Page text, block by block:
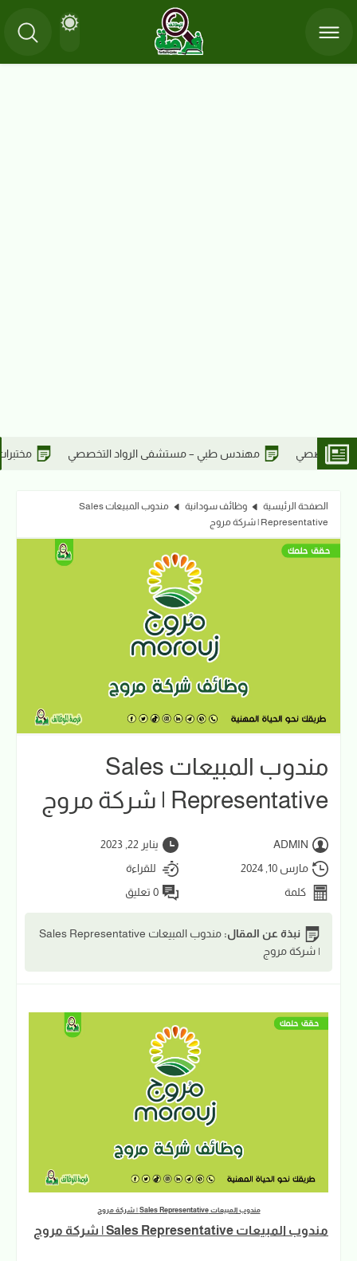
التخصصي مختبرات طبية – مستشفى الرواد التخصصي
الصفحة الرئيسية وظائف سودانية
مندوب المبيعات Sales
Representative | شركة مروج
مندوب المبيعات Sales
Representative | شركة مروج
ADMIN
يناير 22, 2023
مارس 10, 2024
للقراءة
كلمة
0 تعليق
نبذة عن المقال:
مندوب المبيعات Sales Representative
| شركة مروج
مندوب المبيعات Sales Representative | شركة مروج
مندوب المبيعات Sales Representative | شركة مروج